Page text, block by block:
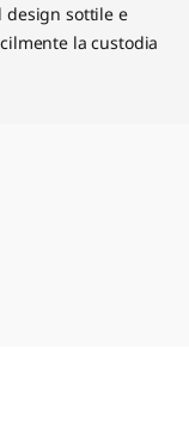
design sottile e
la custodia